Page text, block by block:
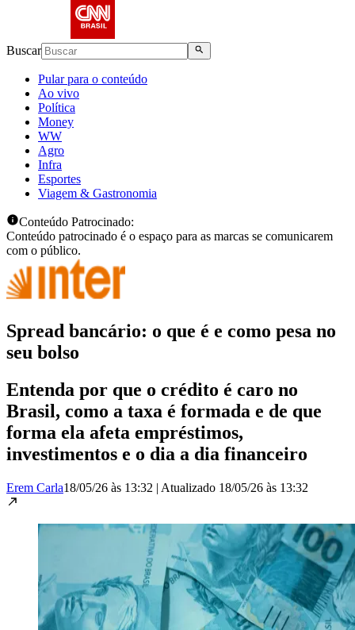
Buscar
Pular para o conteúdo
Ao vivo
Política
Money
WW
Agro
Infra
Esportes
Viagem & Gastronomia
Conteúdo Patrocinado:
Conteúdo patrocinado é o espaço para as marcas se comunicarem
com o público.
Spread bancário: o que é e como pesa no
seu bolso
Entenda por que o crédito é caro no
Brasil, como a taxa é formada e de que
forma ela afeta empréstimos,
investimentos e o dia a dia financeiro
Erem Carla18/05/26 às 13:32 | Atualizado 18/05/26 às 13:32